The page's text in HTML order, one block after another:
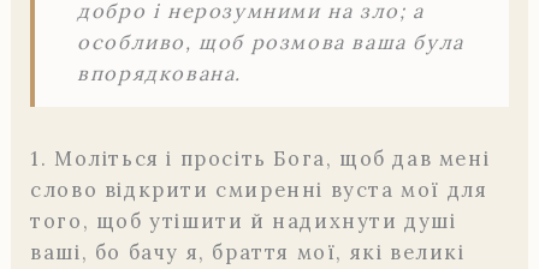
добро і нерозумними на зло; а
особливо, щоб розмова ваша була
впорядкована.
1. Моліться і просіть Бога, щоб дав мені
слово відкрити смиренні вуста мої для
того, щоб утішити й надихнути душі
ваші, бо бачу я, браття мої, які великі